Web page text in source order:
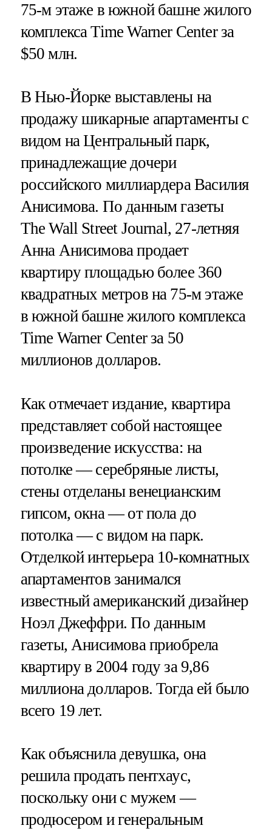
75-м этаже в южной башне жилого
комплекса Time Warner Center за
$50 млн.
В Нью-Йорке выставлены на
продажу шикарные апартаменты с
видом на Центральный парк,
принадлежащие дочери
российского миллиардера Василия
Анисимова. По данным газеты
The Wall Street Journal, 27-летняя
Анна Анисимова продает
квартиру площадью более 360
квадратных метров на 75-м этаже
в южной башне жилого комплекса
Time Warner Center за 50
миллионов долларов.
Как отмечает издание, квартира
представляет собой настоящее
произведение искусства: на
потолке — серебряные листы,
стены отделаны венецианским
гипсом, окна — от пола до
потолка — с видом на парк.
Отделкой интерьера 10-комнатных
апартаментов занимался
известный американский дизайнер
Ноэл Джеффри. По данным
газеты, Анисимова приобрела
квартиру в 2004 году за 9,86
миллиона долларов. Тогда ей было
всего 19 лет.
Как объяснила девушка, она
решила продать пентхаус,
поскольку они с мужем —
продюсером и генеральным